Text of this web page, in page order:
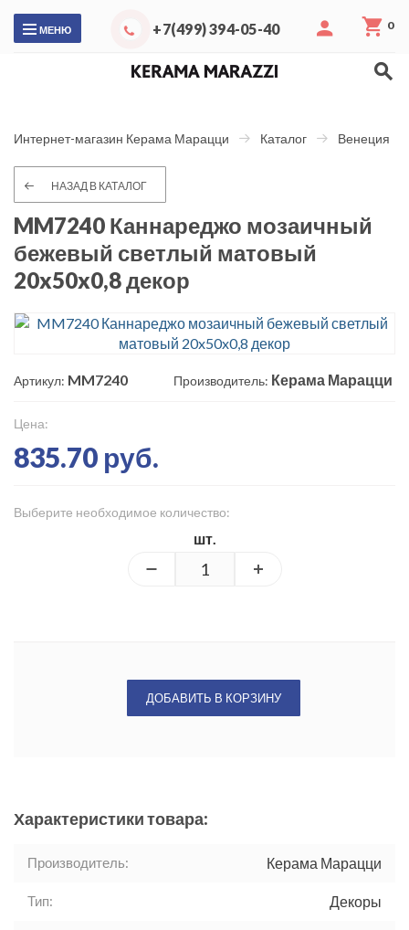
МЕНЮ +7(499) 394-05-40 0
Интернет-магазин Керама Марацци Каталог Венеция
НАЗАД В КАТАЛОГ
MM7240 Каннареджо мозаичный
бежевый светлый матовый
20x50x0,8 декор
Артикул: MM7240 Производитель: Керама Марацци
Цена:
835.70 руб.
Выберите необходимое количество:
шт.
ДОБАВИТЬ В КОРЗИНУ
Характеристики товара:
Производитель: Керама Марацци
Тип: Декоры